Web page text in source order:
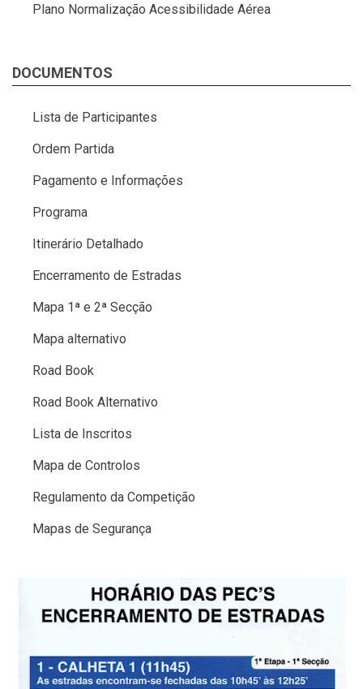
Plano Normalização Acessibilidade Aérea
DOCUMENTOS
Lista de Participantes
Ordem Partida
Pagamento e Informações
Programa
Itinerário Detalhado
Encerramento de Estradas
Mapa 1ª e 2ª Secção
Mapa alternativo
Road Book
Road Book Alternativo
Lista de Inscritos
Mapa de Controlos
Regulamento da Competição
Mapas de Segurança